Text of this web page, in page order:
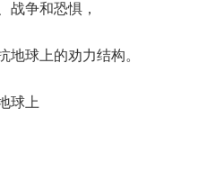
战争和恐惧，
地球上的劝力结构。
球上